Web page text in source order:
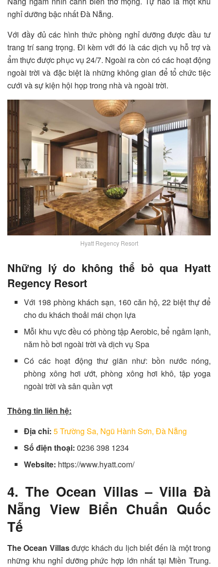
nghỉ dưỡng bậc nhất Đà Nẵng.
Với đầy đủ các hình thức phòng nghỉ dưỡng được đầu tư
trang trí sang trọng. Đi kèm với đó là các dịch vụ hỗ trợ và
ẩm thực được phục vụ 24/7. Ngoài ra còn có các hoạt động
ngoài trời và đặc biệt là những không gian để tổ chức tiệc
cưới và sự kiện hội họp trong nhà và ngoài trời.
Hyatt Regency Resort
Những lý do không thể bỏ qua Hyatt
Regency Resort
Với 198 phòng khách sạn, 160 căn hộ, 22 biệt thự để
cho du khách thoải mái chọn lựa
Mỗi khu vực đều có phòng tập Aerobic, bể ngâm lạnh,
năm hồ bơi ngoài trời và dịch vụ Spa
Có các hoạt động thư giãn như: bồn nước nóng,
phòng xông hơi ướt, phòng xông hơi khô, tập yoga
ngoài trời và sân quần vợt
Thông tin liên hệ:
Địa chỉ: 5 Trường Sa, Ngũ Hành Sơn, Đà Nẵng
Số điện thoại: 0236 398 1234
Website: https://www.hyatt.com/
4. The Ocean Villas – Villa Đà
Nẵng View Biển Chuẩn Quốc
Tế
The Ocean Villasđược khách du lịch biết đến là một trong
những khu nghỉ dưỡng phức hợp lớn nhất tại Miền Trung.